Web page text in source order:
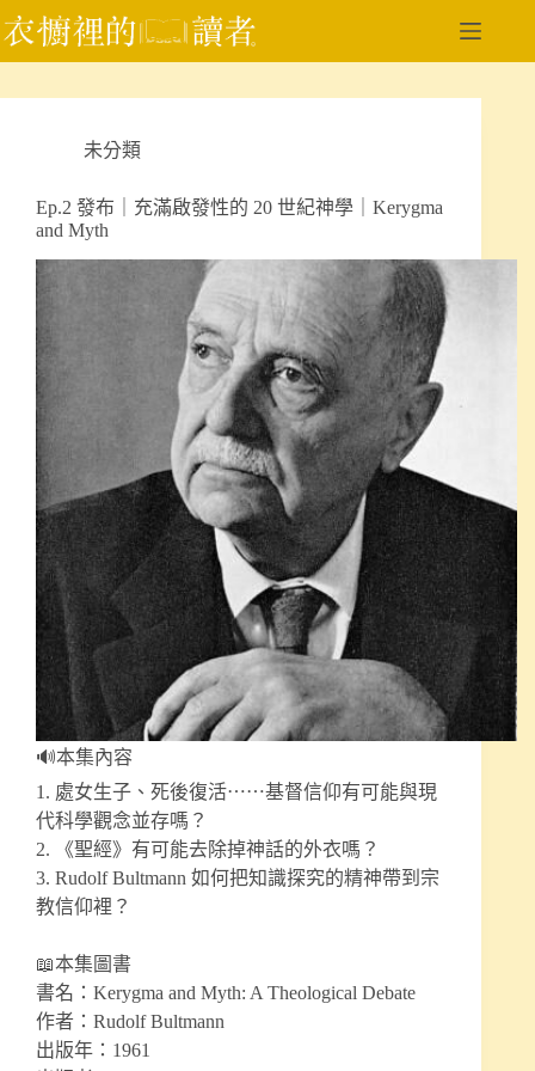
跳
至
要
未分類
Ep.2 發布｜充滿啟發性的 20 世紀神學｜Kerygma
and Myth
🔊本集內容
1. 處女生子、死後復活⋯⋯基督信仰有可能與現
代科學觀念並存嗎？
2. 《聖經》有可能去除掉神話的外衣嗎？
3. Rudolf Bultmann 如何把知識探究的精神帶到宗
教信仰裡？
📖本集圖書
書名：Kerygma and Myth: A Theological Debate
作者：Rudolf Bultmann
出版年：1961